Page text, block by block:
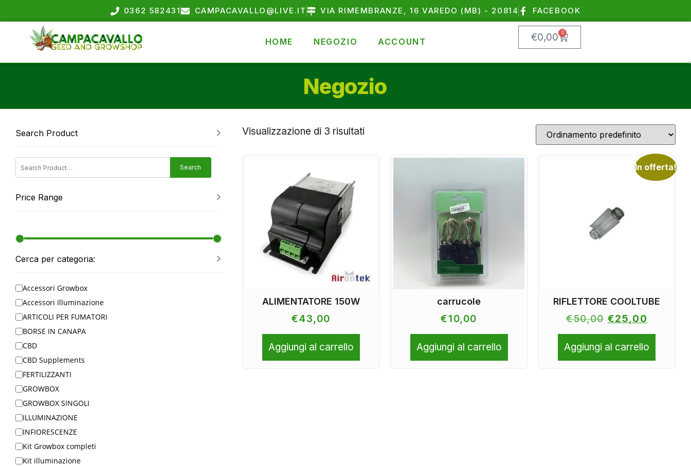
0362 582431 CAMPACAVALLO@LIVE.IT VIA RIMEMBRANZE, 16 VAREDO (MB) - 20814 FACEBOOK
HOME NEGOZIO ACCOUNT €0,00 0
Negozio
Search Product
Search
Price Range
Cerca per categoria:
Accessori Growbox
Accessori Illuminazione
ARTICOLI PER FUMATORI
BORSE IN CANAPA
CBD
CBD Supplements
FERTILIZZANTI
GROWBOX
GROWBOX SINGOLI
ILLUMINAZIONE
INFIORESCENZE
Kit Growbox completi
Kit illuminazione
Visualizzazione di 3 risultati
ALIMENTATORE 150W
€43,00
Aggiungi al carrello
carrucole
€10,00
Aggiungi al carrello
In offerta!
RIFLETTORE COOLTUBE
€50,00 €25,00
Aggiungi al carrello